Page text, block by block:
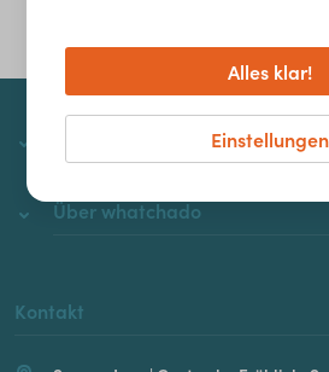
Über whatchado
Kontakt
Einstellungen
Alles klar!